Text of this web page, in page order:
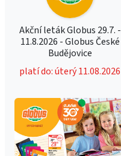
Akční leták Globus 29.7. -
11.8.2026 - Globus České
Budějovice
platí do: úterý 11.08.2026